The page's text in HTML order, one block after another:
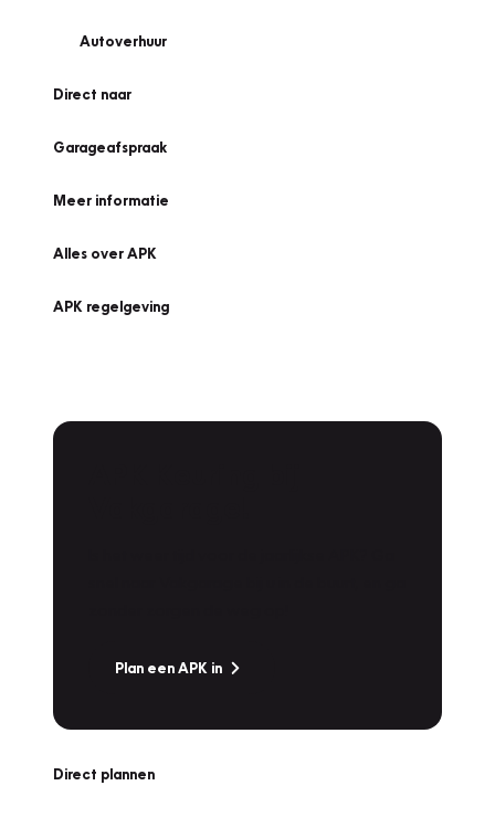
Autoverhuur
Direct naar
Garageafspraak
Meer informatie
Alles over APK
APK regelgeving
Plan een APK in
Direct plannen